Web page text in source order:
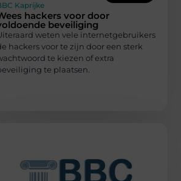
Kaprijke
hackers voor door
beveiliging
weten vele internetgebruikers
hackers voor te zijn door een sterk
te kiezen of extra
te plaatsen.